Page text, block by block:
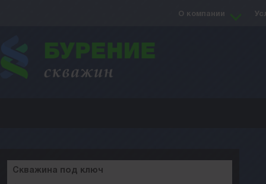
О компании
Скважина под ключ